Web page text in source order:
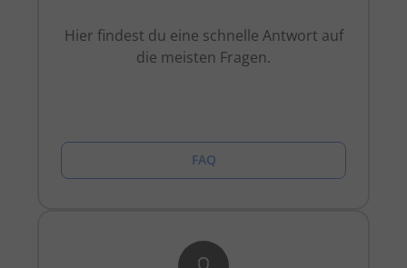
Hier findest du eine schnelle Antwort auf
die meisten Fragen.
FAQ